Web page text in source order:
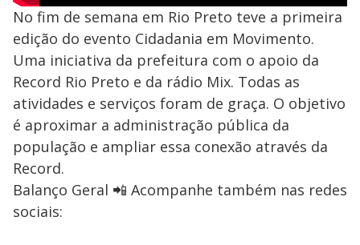
No fim de semana em Rio Preto teve a primeira
edição do evento Cidadania em Movimento.
Uma iniciativa da prefeitura com o apoio da
Record Rio Preto e da rádio Mix. Todas as
atividades e serviços foram de graça. O objetivo
é aproximar a administração pública da
população e ampliar essa conexão através da
Record.
Balanço Geral 📲 Acompanhe também nas redes
sociais: